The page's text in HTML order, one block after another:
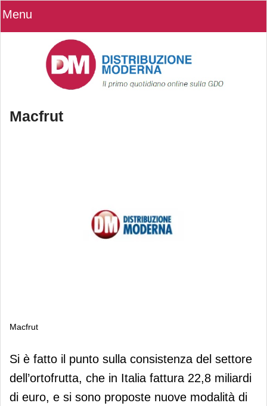
Menu
Macfrut
Macfrut
Macfrut
Si è fatto il punto sulla consistenza del settore
dell’ortofrutta, che in Italia fattura 22,8 miliardi
di euro, e si sono proposte nuove modalità di